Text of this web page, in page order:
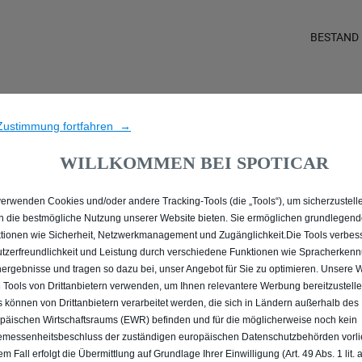
BESTAND
GEBRAUCHTWAGEN
fortfahren →
WILLKOMMEN BEI SPOTICAR
Cookies und/oder andere Tracking-Tools (die „Tools“), um
die bestmögliche Nutzung unserer Website bieten. Sie ermöglichen
wie Sicherheit, Netzwerkmanagement und Zugänglichkeit.Die Tools
und Leistung durch verschiedene Funktionen wie
und tragen so dazu bei, unser Angebot für Sie zu optimieren. Unsere
Tools von Drittanbietern verwenden, um Ihnen relevantere Werbung
können von Drittanbietern verarbeitet werden, die sich in Ländern außerhalb des
Wirtschaftsraums (EWR) befinden und für die möglicherweise noch kein
der zuständigen europäischen Datenschutzbehörden
Fall erfolgt die Übermittlung auf Grundlage Ihrer Einwilligung (Art. 49 Abs. 1 lit.